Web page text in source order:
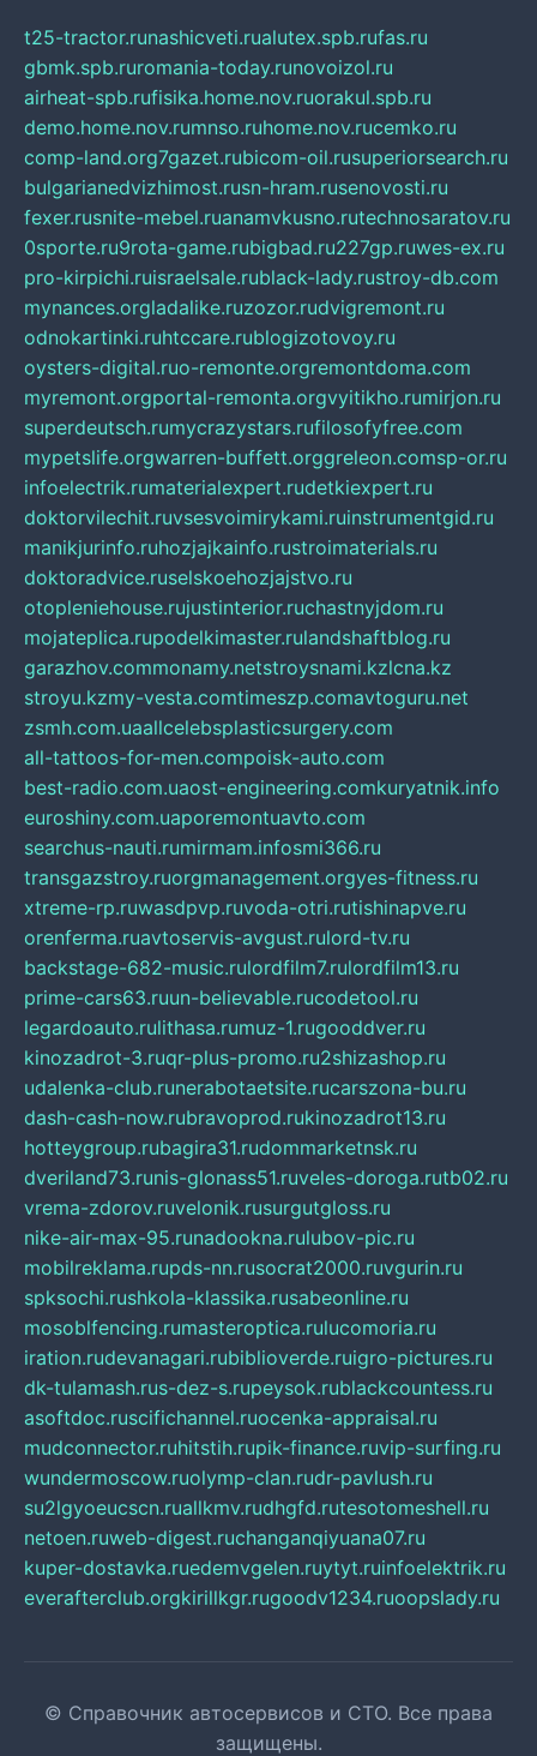
t25-tractor.runashicveti.rualutex.spb.rufas.ru
gbmk.spb.ruromania-today.runovoizol.ru
airheat-spb.rufisika.home.nov.ruorakul.spb.ru
demo.home.nov.rumnso.ruhome.nov.rucemko.ru
comp-land.org7gazet.rubicom-oil.rusuperiorsearch.ru
bulgarianedvizhimost.rusn-hram.rusenovosti.ru
fexer.rusnite-mebel.ruanamvkusno.rutechnosaratov.ru
0sporte.ru9rota-game.rubigbad.ru227gp.ruwes-ex.ru
pro-kirpichi.ruisraelsale.rublack-lady.rustroy-db.com
mynances.orgladalike.ruzozor.rudvigremont.ru
odnokartinki.ruhtccare.rublogizotovoy.ru
oysters-digital.ruo-remonte.orgremontdoma.com
myremont.orgportal-remonta.orgvyitikho.rumirjon.ru
superdeutsch.rumycrazystars.rufilosofyfree.com
mypetslife.orgwarren-buffett.orggreleon.comsp-or.ru
infoelectrik.rumaterialexpert.rudetkiexpert.ru
doktorvilechit.ruvsesvoimirykami.ruinstrumentgid.ru
manikjurinfo.ruhozjajkainfo.rustroimaterials.ru
doktoradvice.ruselskoehozjajstvo.ru
otopleniehouse.rujustinterior.ruchastnyjdom.ru
mojateplica.rupodelkimaster.rulandshaftblog.ru
garazhov.commonamy.netstroysnami.kzlcna.kz
stroyu.kzmy-vesta.comtimeszp.comavtoguru.net
zsmh.com.uaallcelebsplasticsurgery.com
all-tattoos-for-men.compoisk-auto.com
best-radio.com.uaost-engineering.comkuryatnik.info
euroshiny.com.uaporemontuavto.com
searchus-nauti.rumirmam.infosmi366.ru
transgazstroy.ruorgmanagement.orgyes-fitness.ru
xtreme-rp.ruwasdpvp.ruvoda-otri.rutishinapve.ru
orenferma.ruavtoservis-avgust.rulord-tv.ru
backstage-682-music.rulordfilm7.rulordfilm13.ru
prime-cars63.ruun-believable.rucodetool.ru
legardoauto.rulithasa.rumuz-1.rugooddver.ru
kinozadrot-3.ruqr-plus-promo.ru2shizashop.ru
udalenka-club.runerabotaetsite.rucarszona-bu.ru
dash-cash-now.rubravoprod.rukinozadrot13.ru
hotteygroup.rubagira31.rudommarketnsk.ru
dveriland73.runis-glonass51.ruveles-doroga.rutb02.ru
vrema-zdorov.ruvelonik.rusurgutgloss.ru
nike-air-max-95.runadookna.rulubov-pic.ru
mobilreklama.rupds-nn.rusocrat2000.ruvgurin.ru
spksochi.rushkola-klassika.rusabeonline.ru
mosoblfencing.rumasteroptica.rulucomoria.ru
iration.rudevanagari.rubiblioverde.ruigro-pictures.ru
dk-tulamash.rus-dez-s.rupeysok.rublackcountess.ru
asoftdoc.ruscifichannel.ruocenka-appraisal.ru
mudconnector.ruhitstih.rupik-finance.ruvip-surfing.ru
wundermoscow.ruolymp-clan.rudr-pavlush.ru
su2lgyoeucscn.ruallkmv.rudhgfd.rutesotomeshell.ru
netoen.ruweb-digest.ruchanganqiyuana07.ru
kuper-dostavka.ruedemvgelen.ruytyt.ruinfoelektrik.ru
everafterclub.orgkirillkgr.rugoodv1234.ruoopslady.ru
© Справочник автосервисов и СТО. Все права
защищены.